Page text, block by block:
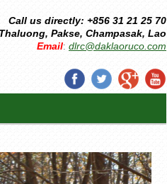
Call us directly: +856 31 21 25 70
Thaluong, Pakse, Champasak, Lao
Email: dlrc@daklaoruco.com